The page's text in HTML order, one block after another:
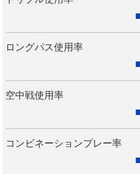
ロングパス使用率
空中戦使用率
コンビネーションプレー率